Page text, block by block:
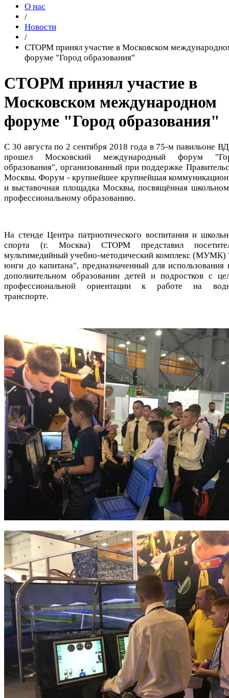
О нас
/
Новости
/
СТОРМ принял участие в Московском
форуме "Город образования"
СТОРМ принял участие в
Московском международном
форуме "Город образования"
С 30 августа по 2 сентября 2018 года в 75-м павильоне
прошел Московский международный форум
образования", организованный при поддержке
Москвы. Форум - крупнейшее крупнейшая
и выставочная площадка Москвы, посвящённая
профессиональному образованию.
На стенде Центра патриотического воспитания и
спорта (г. Москва) СТОРМ представил
мультимедийный учебно-методический комплекс (МУМК)
юнги до капитана", предназначенный для использования
дополнительном образовании детей и подростков с
профессиональной ориентации к работе на
транспорте.